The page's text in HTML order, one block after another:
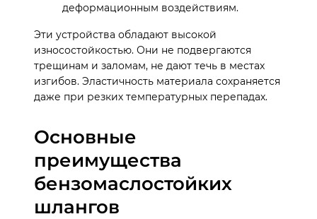
деформационным воздействиям.
Эти устройства обладают высокой
износостойкостью. Они не подвергаются
трещинам и заломам, не дают течь в местах
изгибов. Эластичность материала сохраняется
даже при резких температурных перепадах.
Основные
преимущества
бензомаслостойких
шлангов